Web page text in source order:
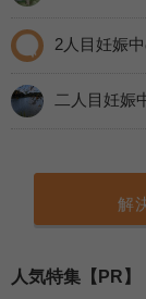
2人目妊娠
二人目妊娠
解
人気特集【PR】